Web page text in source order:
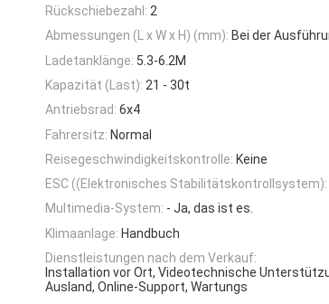
Rückschiebezahl: 2
Abmessungen (L x W x H) (mm): Bei der
Ladetanklänge: 5.3-6.2M
Kapazität (Last): 21 - 30t
Antriebsrad: 6x4
Fahrersitz: Normal
Reisegeschwindigkeitskontrolle: Keine
ESC ((Elektronisches Stabilitätskontrollsystem):
Multimedia-System: - Ja, das ist es.
Klimaanlage: Handbuch
Dienstleistungen nach dem Verkauf:
Installation vor Ort, Videotechnische
Ausland, Online-Support, Wartungs